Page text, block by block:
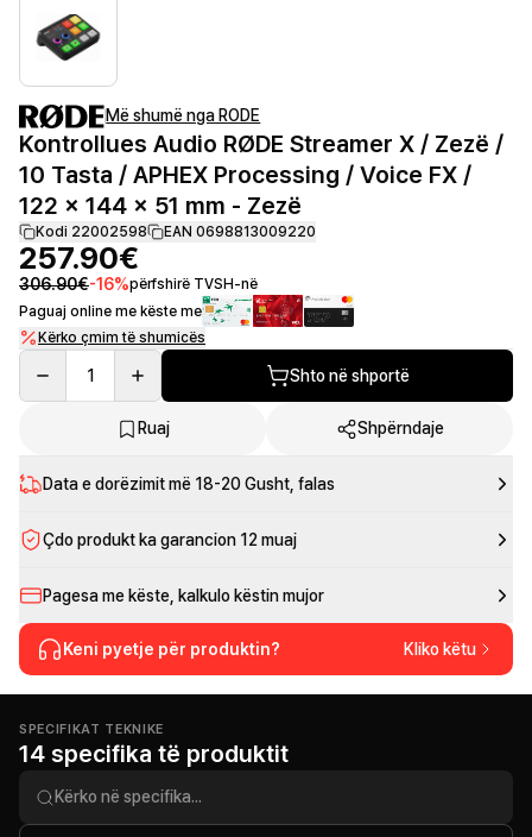
Më shumë nga RODE
Kontrollues Audio RØDE Streamer X / Zezë /
10 Tasta / APHEX Processing / Voice FX /
122 × 144 × 51 mm - Zezë
Kodi 22002598 EAN 0698813009220
257.90€
306.90€-16%përfshirë TVSH-në
Paguaj online me këste me
Kërko çmim të shumicës
1 Shto në shportë
Ruaj Shpërndaje
Data e dorëzimit më 18-20 Gusht , falas
Çdo produkt ka garancion 12 muaj
Pagesa me këste, kalkulo këstin mujor
Keni pyetje për produktin? Kliko këtu
SPECIFIKAT TEKNIKE
14 specifika të produktit